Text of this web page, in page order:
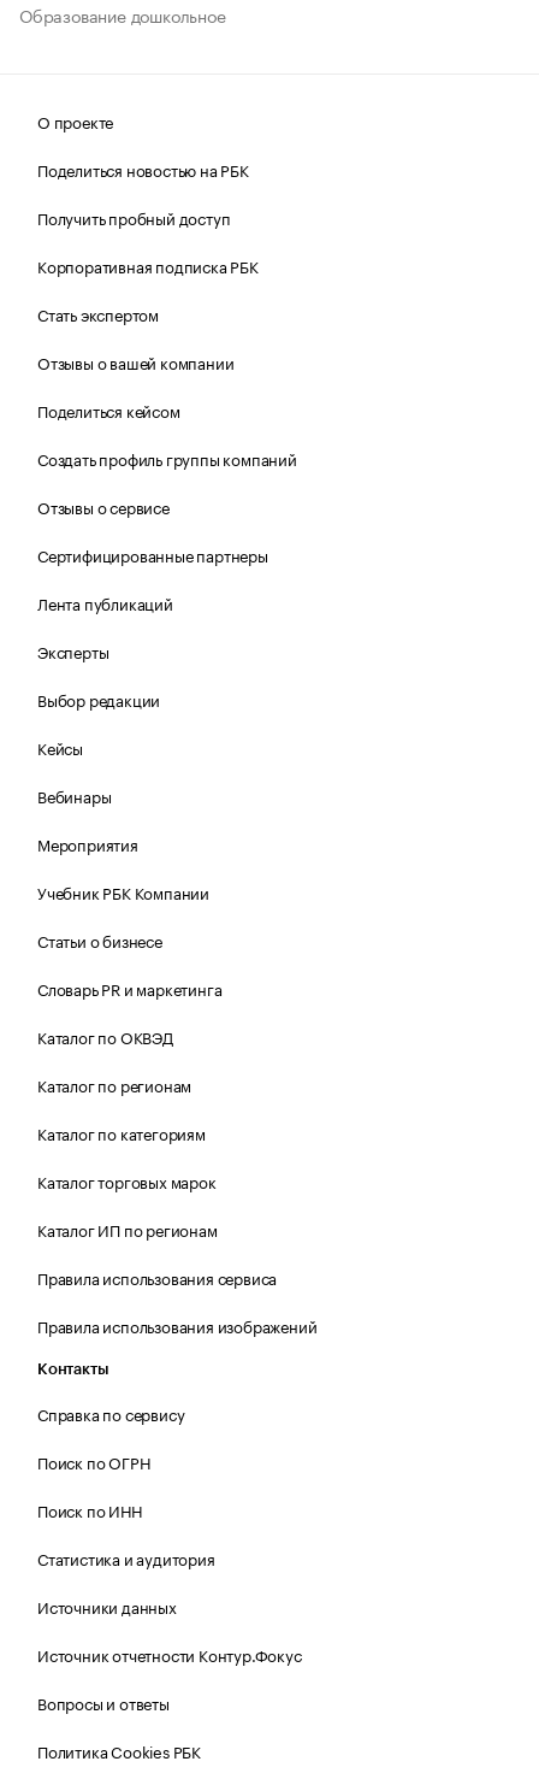
Образование дошкольное
О проекте
Поделиться новостью на РБК
Получить пробный доступ
Корпоративная подписка РБК
Стать экспертом
Отзывы о вашей компании
Поделиться кейсом
Создать профиль группы компаний
Отзывы о сервисе
Сертифицированные партнеры
Лента публикаций
Эксперты
Выбор редакции
Кейсы
Вебинары
Мероприятия
Учебник РБК Компании
Статьи о бизнесе
Словарь PR и маркетинга
Каталог по ОКВЭД
Каталог по регионам
Каталог по категориям
Каталог торговых марок
Каталог ИП по регионам
Правила использования сервиса
Правила использования изображений
Контакты
Справка по сервису
Поиск по ОГРН
Поиск по ИНН
Статистика и аудитория
Источники данных
Источник отчетности Контур.Фокус
Вопросы и ответы
Политика Cookies РБК